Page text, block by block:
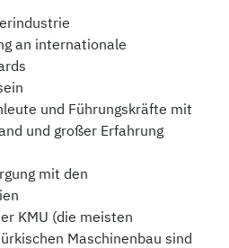
an internationale
und Führungskräfte mit
und großer Erfahrung
mit den
KMU (die meisten
Maschinenbau sind